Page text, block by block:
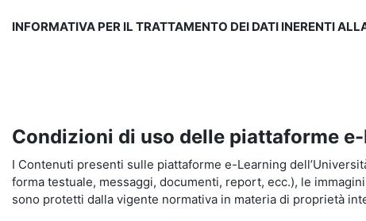
INFORMATIVA PER IL TRATTAMENTO DEI DATI INERENTI
Condizioni di uso delle piattaforme
I Contenuti presenti sulle piattaforme e-Learning
forma testuale, messaggi, documenti, report, ecc.), le
sono protetti dalla vigente normativa in materia di proprietà